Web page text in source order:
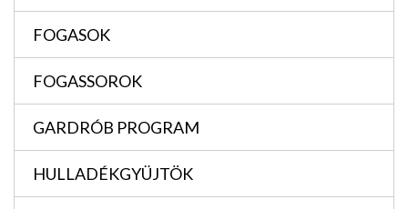
FOGASOK
FOGASSOROK
GARDRÓB PROGRAM
HULLADÉKGYÜJTÖK